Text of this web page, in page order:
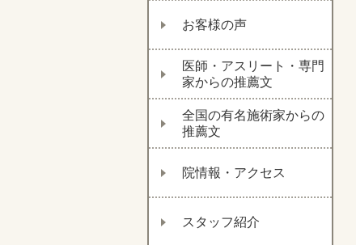
お客様の声
医師・アスリート・専門
家からの推薦文
全国の有名施術家からの
推薦文
院情報・アクセス
スタッフ紹介